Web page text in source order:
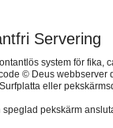
Servering
system för fika,
© Deus webbserver
eller
pekskärm